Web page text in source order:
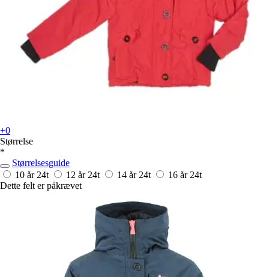
+0
Størrelse
*
Størrelsesguide
10 år 24t 12 år 24t 14 år 24t 16 år 24t
Dette felt er påkrævet